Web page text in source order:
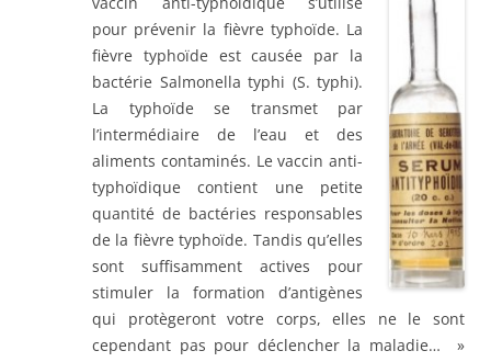
pour prévenir la fièvre typhoïde. La
fièvre typhoïde est causée par la
bactérie Salmonella typhi (S. typhi).
La typhoïde se transmet par
l’intermédiaire de l’eau et des
aliments contaminés. Le vaccin anti-
typhoïdique contient une petite
quantité de bactéries responsables
de la fièvre typhoïde. Tandis qu’elles
sont suffisamment actives pour
stimuler la formation d’antigènes
qui protègeront votre corps, elles ne le sont
cependant pas pour déclencher la maladie… »